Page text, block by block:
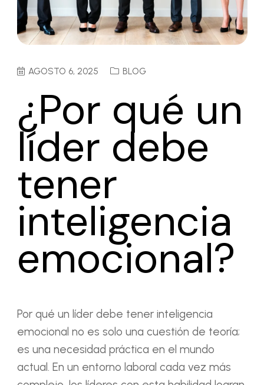
AGOSTO 6, 2025 BLOG
¿Por qué un
líder debe
tener
inteligencia
emocional?
Por qué un líder debe tener inteligencia
emocional no es solo una cuestión de teoría;
es una necesidad práctica en el mundo
actual. En un entorno laboral cada vez más